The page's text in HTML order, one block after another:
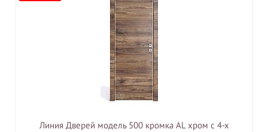
Линия Дверей модель 500 кромка AL хром с 4-х